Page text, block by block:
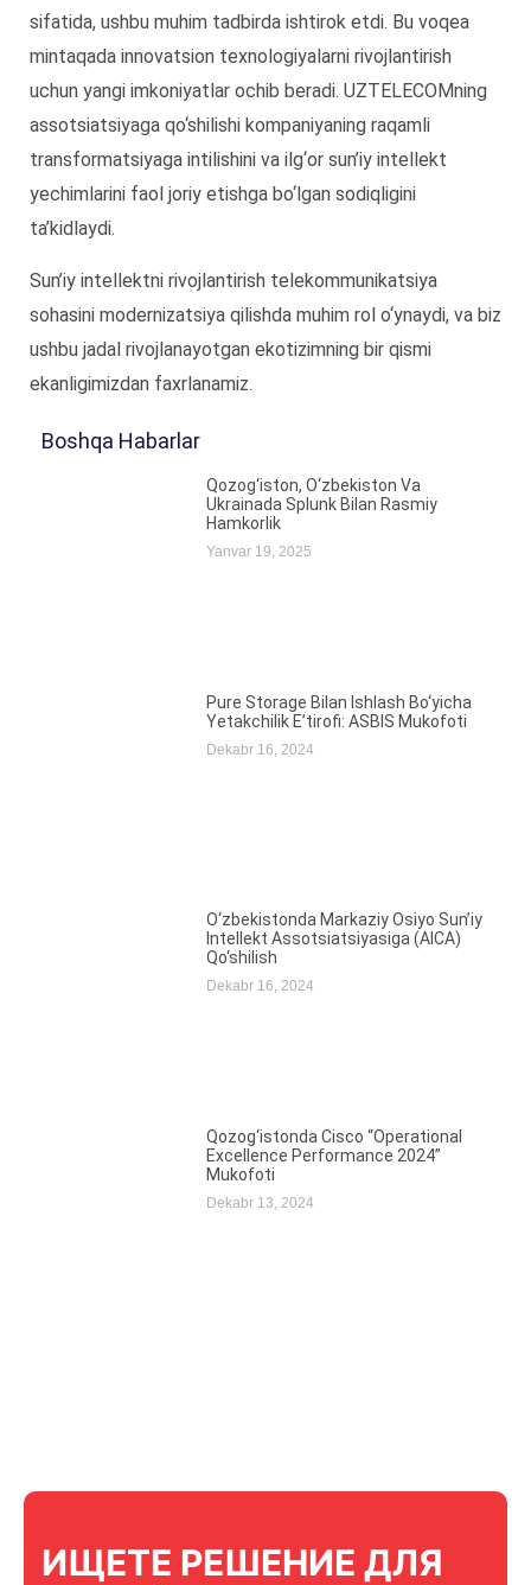
sifatida, ushbu muhim tadbirda ishtirok etdi. Bu voqea
mintaqada innovatsion texnologiyalarni rivojlantirish
uchun yangi imkoniyatlar ochib beradi. UZTELECOMning
assotsiatsiyaga qo‘shilishi kompaniyaning raqamli
transformatsiyaga intilishini va ilg‘or sun’iy intellekt
yechimlarini faol joriy etishga bo‘lgan sodiqligini
ta’kidlaydi.
Sun’iy intellektni rivojlantirish telekommunikatsiya
sohasini modernizatsiya qilishda muhim rol o‘ynaydi, va biz
ushbu jadal rivojlanayotgan ekotizimning bir qismi
ekanligimizdan faxrlanamiz.
Boshqa Habarlar
Qozog‘iston, O‘zbekiston Va
Ukrainada Splunk Bilan Rasmiy
Hamkorlik
Yanvar 19, 2025
Pure Storage Bilan Ishlash Bo‘yicha
Yetakchilik E’tirofi: ASBIS Mukofoti
Dekabr 16, 2024
O‘zbekistonda Markaziy Osiyo Sun’iy
Intellekt Assotsiatsiyasiga (AICA)
Qo‘shilish
Dekabr 16, 2024
Qozog‘istonda Cisco “Operational
Excellence Performance 2024”
Mukofoti
Dekabr 13, 2024
ИЩЕТЕ РЕШЕНИЕ ДЛЯ